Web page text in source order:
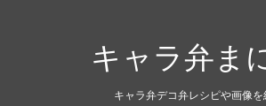
キャラ弁ま
キャラ弁デコ弁レシピや画像を